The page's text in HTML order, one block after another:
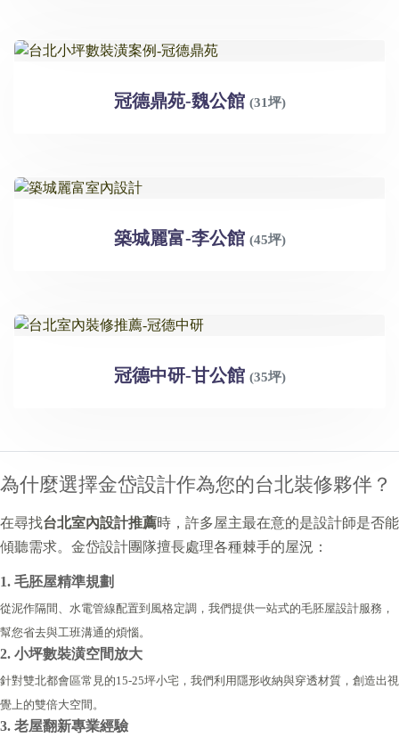
冠德鼎苑-魏公館 (31坪)
築城麗富-李公館 (45坪)
冠德中研-甘公館 (35坪)
為什麼選擇金岱設計作為您的台北裝修夥伴？
在尋找台北室內設計推薦時，許多屋主最在意的是設計師是否能
傾聽需求。金岱設計團隊擅長處理各種棘手的屋況：
1. 毛胚屋精準規劃
從泥作隔間、水電管線配置到風格定調，我們提供一站式的毛胚屋設計服務，
幫您省去與工班溝通的煩惱。
2. 小坪數裝潢空間放大
針對雙北都會區常見的15-25坪小宅，我們利用隱形收納與穿透材質，創造出視
覺上的雙倍大空間。
3. 老屋翻新專業經驗